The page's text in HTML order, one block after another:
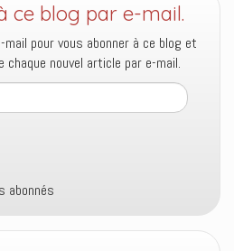
ce blog par e-mail.
pour vous abonner à ce blog et
nouvel article par e-mail.
abonnés